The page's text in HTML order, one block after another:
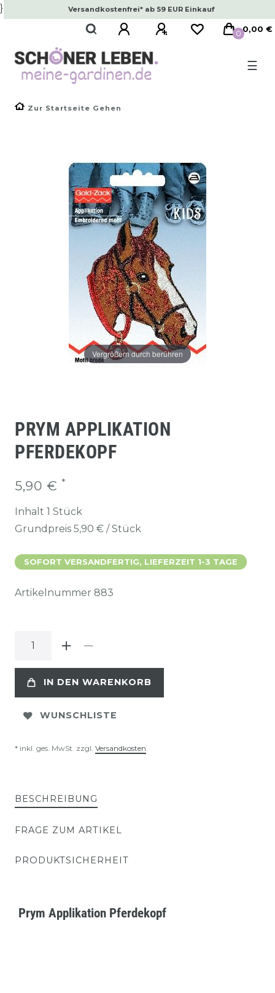
} Versandkostenfrei* ab 59 EUR Einkauf
0 0,00 €
☰
Zur Startseite Gehen
Vergrößern durch berühren
PRYM APPLIKATION
PFERDEKOPF
5,90 € *
Inhalt 1 Stück
Grundpreis 5,90 € / Stück
SOFORT VERSANDFERTIG, LIEFERZEIT 1-3 TAGE
Artikelnummer 883
IN DEN WARENKORB
WUNSCHLISTE
* inkl. ges. MwSt. zzgl. Versandkosten
BESCHREIBUNG
FRAGE ZUM ARTIKEL
PRODUKTSICHERHEIT
Prym Applikation Pferdekopf